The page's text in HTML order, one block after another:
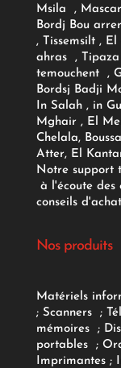
Msila ,
Bordj Bou
, Tissemsilt ,
ahras ,
temouchent ,
Bordsj Badji
In Salah , in
Mghair , El
Chelala,
Atter, El
Notre support
à l'écoute des
conseils
Nos produits
Matériels
; Scanners ;
mémoires
;
portables
;
Imprimantes;